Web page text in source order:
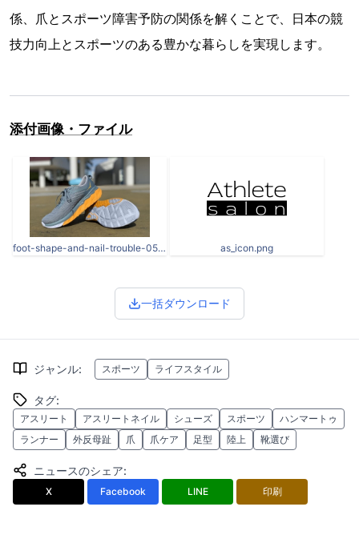
係、爪とスポーツ障害予防の関係を解くことで、日本の競
技力向上とスポーツのある豊かな暮らしを実現します。
添付画像・ファイル
foot-shape-and-nail-trouble-05.jpg as_icon.png
一括ダウンロード
ジャンル: スポーツ ライフスタイル
タグ:
アスリート アスリートネイル シューズ スポーツ
ハンマートゥ
ランナー
外反母趾 爪 爪ケア 足型 陸上 靴選び
ニュースのシェア:
X Facebook LINE 印刷